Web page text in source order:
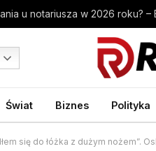
Świat Biznes Polityka
się do łóżka z dużym nożem”.